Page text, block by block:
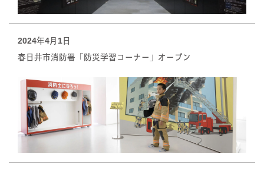
2024年4月1日
春日井市消防署「防災学習コーナー」オープン